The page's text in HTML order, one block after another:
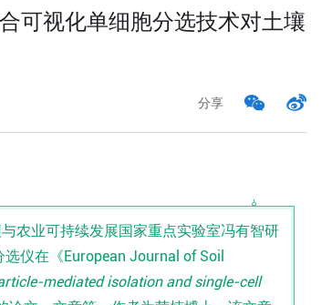
可视化单细胞分选技术对土壤
分享
农业可持续发展国家重点实验室冯有智研
仪在《European Journal of Soil
mediated isolation and single-cell